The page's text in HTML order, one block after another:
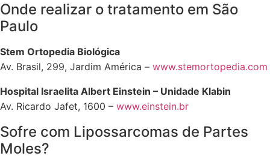
Onde realizar o tratamento em São
Paulo
Stem Ortopedia Biológica
Av. Brasil, 299, Jardim América – www.stemortopedia.com
Hospital Israelita Albert Einstein – Unidade Klabin
Av. Ricardo Jafet, 1600 – www.einstein.br
Sofre com Lipossarcomas de Partes
Moles?